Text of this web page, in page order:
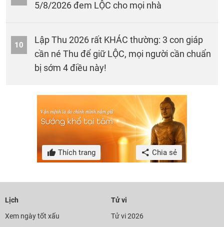
5/8/2026 đem LỘC cho mọi nhà
10
Lập Thu 2026 rất KHÁC thường: 3 con giáp
cần né Thu để giữ LỘC, mọi người cần chuẩn
bị sớm 4 điều này!
Thích trang Chia sẻ
Lịch
Xem ngày tốt xấu
Tử vi
Tử vi 2026